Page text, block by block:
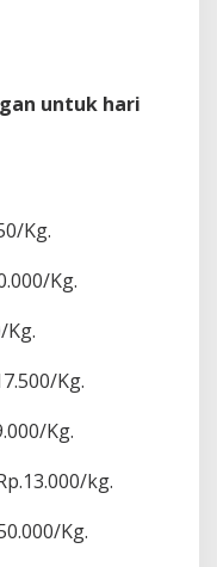
untuk hari
Kg.
Kg.
Kg.
Kg.
Kg.
kg.
Kg.